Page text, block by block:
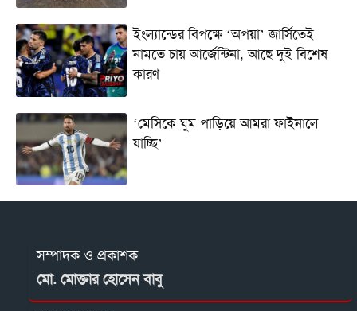
ইংল্যান্ডের বিপক্ষে ‘অপয়া’ জার্সিতেই
নামতে চায় আর্জেন্টিনা, আছে দুই বিশেষ
কারণ
‘মেসিকে ঘুম পাড়িয়ে আমরা ফাইনালে
যাচ্ছি’
সম্পাদক ও প্রকাশক
মো. মোক্তার হোসেন বাবু